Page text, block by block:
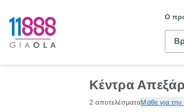
Ο
Κέντρα
2 αποτελέσματαΜάθε για την